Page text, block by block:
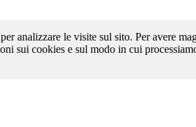
analizzare le visite sul sito. Per avere
sui cookies e sul modo in cui